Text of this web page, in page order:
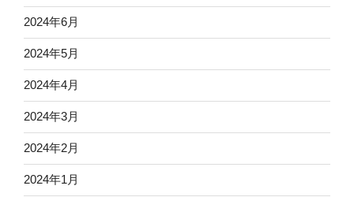
2024年6月
2024年5月
2024年4月
2024年3月
2024年2月
2024年1月